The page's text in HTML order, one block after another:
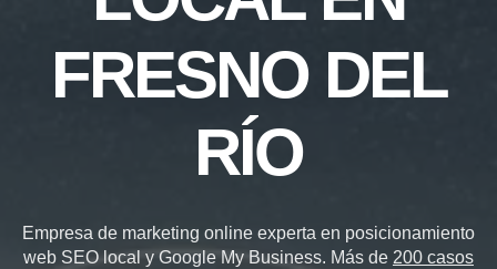
FRESNO DEL
RÍO
Empresa de marketing online experta en posicionamiento
web SEO local y Google My Business. Más de 200 casos